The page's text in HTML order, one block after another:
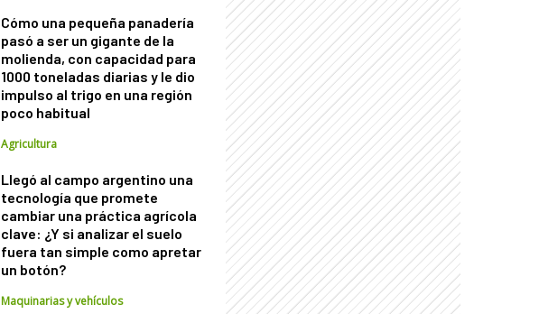
Cómo una pequeña panadería
pasó a ser un gigante de la
molienda, con capacidad para
1000 toneladas diarias y le dio
impulso al trigo en una región
poco habitual
Agricultura
Llegó al campo argentino una
tecnología que promete
cambiar una práctica agrícola
clave: ¿Y si analizar el suelo
fuera tan simple como apretar
un botón?
Maquinarias y vehículos